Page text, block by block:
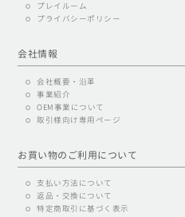
プレイルーム
プライバシーポリシー
会社情報
会社概要・沿革
事業紹介
OEM事業について
取引様向け専用ページ
お買い物のご利用について
支払い方法について
返品・交換について
特定商取引に基づく表示